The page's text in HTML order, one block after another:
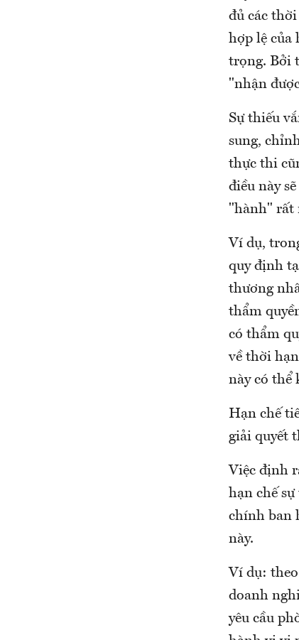
đủ các
hợp lệ của
trọng. Bởi
"nhận
Sự thiếu
sung,
thực thi
điều này
"hành" rất
Ví dụ,
quy định
thương
thẩm
có thẩm
về thời
này có thể
Hạn chế
giải quyết
Việc định
hạn chế
chính ban
này.
Ví dụ:
doanh
yêu cầu